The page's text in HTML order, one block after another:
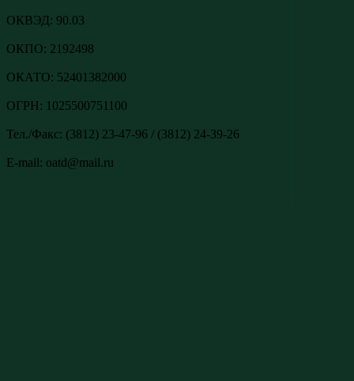
ОКВЭД: 90.03
ОКПО: 2192498
ОКАТО: 52401382000
ОГРН: 1025500751100
Тел./Факс: (3812) 23-47-96 / (3812) 24-39-26
E-mail: oatd@mail.ru